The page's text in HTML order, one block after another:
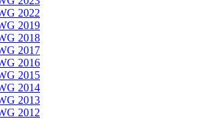
2022
2019
2018
2017
2016
2015
2014
2013
2012